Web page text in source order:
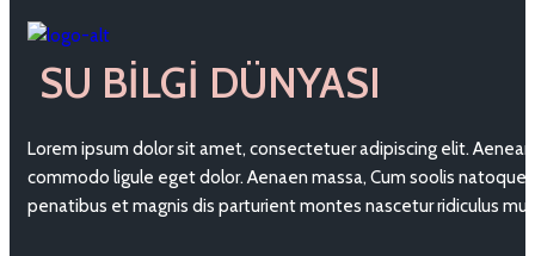
SU BILGI DÜNYASI
Lorem ipsum dolor sit amet, consectetuer adipiscing elit. Aenean
commodo ligule eget dolor. Aenaen massa, Cum soolis natoque
penatibus et magnis dis parturient montes nascetur ridiculus mus